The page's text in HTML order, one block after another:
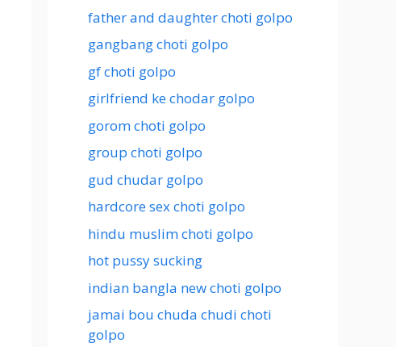
father and daughter choti golpo
gangbang choti golpo
gf choti golpo
girlfriend ke chodar golpo
gorom choti golpo
group choti golpo
gud chudar golpo
hardcore sex choti golpo
hindu muslim choti golpo
hot pussy sucking
indian bangla new choti golpo
jamai bou chuda chudi choti
golpo